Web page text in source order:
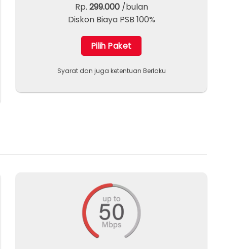
Rp. 299.000/bulan
Diskon Biaya PSB 100%
Pilih Paket
Syarat dan juga ketentuan Berlaku